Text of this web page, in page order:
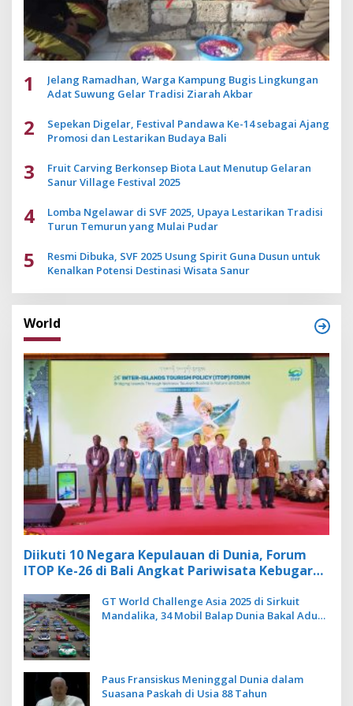
1
Jelang Ramadhan, Warga Kampung Bugis Lingkungan
Adat Suwung Gelar Tradisi Ziarah Akbar
2
Sepekan Digelar, Festival Pandawa Ke-14 sebagai Ajang
Promosi dan Lestarikan Budaya Bali
3
Fruit Carving Berkonsep Biota Laut Menutup Gelaran
Sanur Village Festival 2025
4
Lomba Ngelawar di SVF 2025, Upaya Lestarikan Tradisi
Turun Temurun yang Mulai Pudar
5
Resmi Dibuka, SVF 2025 Usung Spirit Guna Dusun untuk
Kenalkan Potensi Destinasi Wisata Sanur
World
Diikuti 10 Negara Kepulauan di Dunia, Forum
ITOP Ke-26 di Bali Angkat Pariwisata Kebugaran
GT World Challenge Asia 2025 di Sirkuit
Mandalika, 34 Mobil Balap Dunia Bakal Adu
Paus Fransiskus Meninggal Dunia dalam
Suasana Paskah di Usia 88 Tahun